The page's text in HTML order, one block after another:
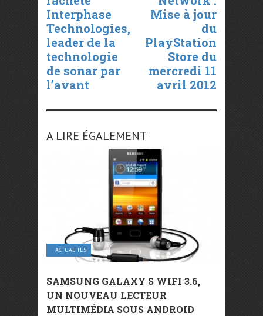
Interphase
Technologies,
leader de la
technologie
de sonar par
l’avant
Mise à jour
du
PlayStation
Store du
mercredi 11
avril 2012
A LIRE ÉGALEMENT
ACTUALITÉS
SAMSUNG GALAXY S WIFI 3.6,
UN NOUVEAU LECTEUR
MULTIMÉDIA SOUS ANDROID